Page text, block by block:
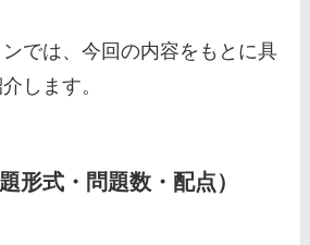
では、今回の内容をもとに具
します。
形式・問題数・配点）